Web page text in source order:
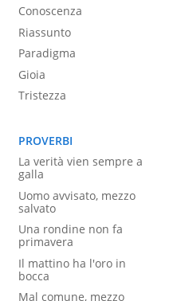
Conoscenza
Riassunto
Paradigma
Gioia
Tristezza
PROVERBI
La verità vien sempre a
galla
Uomo avvisato, mezzo
salvato
Una rondine non fa
primavera
Il mattino ha l'oro in
bocca
Mal comune, mezzo